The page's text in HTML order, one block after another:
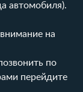
автомобиля).
на
по
перейдите